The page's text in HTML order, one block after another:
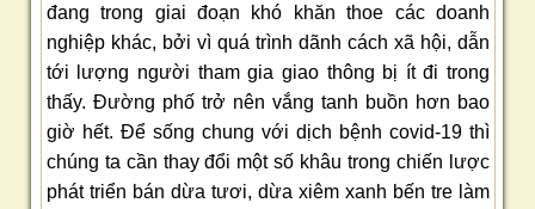
đang trong giai đoạn khó khăn thoe các doanh
nghiệp khác, bởi vì quá trình dãnh cách xã hội, dẫn
tới lượng người tham gia giao thông bị ít đi trong
thấy. Đường phố trở nên vắng tanh buồn hơn bao
giờ hết. Để sống chung với dịch bệnh covid-19 thì
chúng ta cần thay đổi một số khâu trong chiến lược
phát triển bán dừa tươi, dừa xiêm xanh bến tre làm